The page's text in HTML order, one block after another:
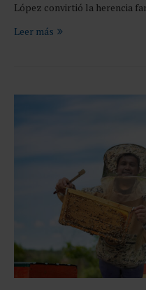
López convirtió la herencia
Leer más